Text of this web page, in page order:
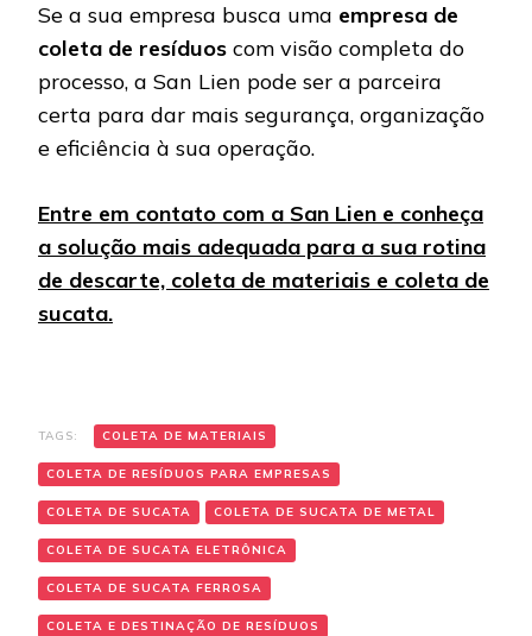
Se a sua empresa busca uma empresa de
coleta de resíduos com visão completa do
processo, a San Lien pode ser a parceira
certa para dar mais segurança, organização
e eficiência à sua operação.
Entre em contato com a San Lien e conheça
a solução mais adequada para a sua rotina
de descarte, coleta de materiais e coleta de
sucata.
TAGS: COLETA DE MATERIAIS
COLETA DE RESÍDUOS PARA EMPRESAS
COLETA DE SUCATA COLETA DE SUCATA DE METAL
COLETA DE SUCATA ELETRÔNICA
COLETA DE SUCATA FERROSA
COLETA E DESTINAÇÃO DE RESÍDUOS